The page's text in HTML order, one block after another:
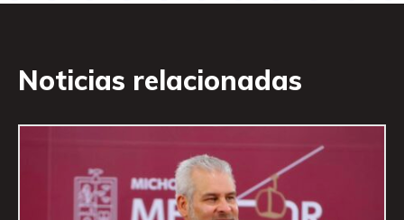
Noticias relacionadas